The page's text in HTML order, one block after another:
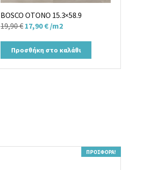
BOSCO OTONO 15.3×58.9
19,90€ Original
was:
19,90 €.
17,90€Η
τιμή
είναι:
17,90 €.
/m2
Προσθήκη στο καλάθι
ΠΡΟΣΦΟΡΆ!